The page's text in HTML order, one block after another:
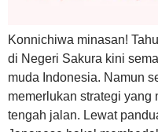
Konnichiwa minasan!
di Negeri Sakura kini
muda Indonesia. Namun
memerlukan strategi yang
tengah jalan. Lewat